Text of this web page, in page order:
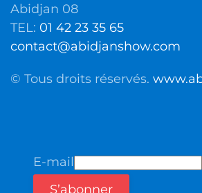
Abidjan 08
TEL: 01 42 23 35 65
contact@abidjanshow.com
© Tous droits réservés.
E-mail
S’abonner